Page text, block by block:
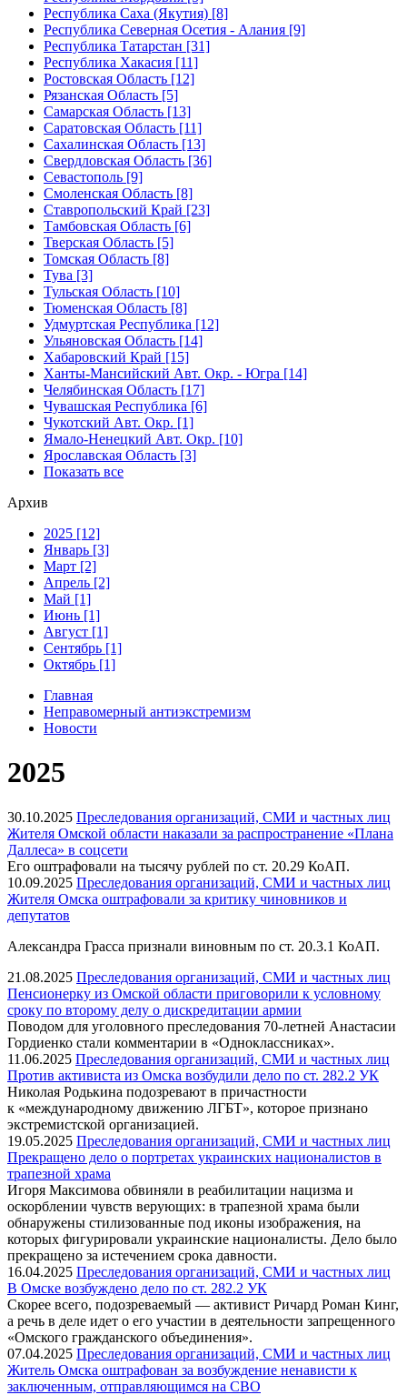
Республика Саха (Якутия) [8]
Республика Северная Осетия - Алания [9]
Республика Татарстан [31]
Республика Хакасия [11]
Ростовская Область [12]
Рязанская Область [5]
Самарская Область [13]
Саратовская Область [11]
Сахалинская Область [13]
Свердловская Область [36]
Севастополь [9]
Смоленская Область [8]
Ставропольский Край [23]
Тамбовская Область [6]
Тверская Область [5]
Томская Область [8]
Тува [3]
Тульская Область [10]
Тюменская Область [8]
Удмуртская Республика [12]
Ульяновская Область [14]
Хабаровский Край [15]
Ханты-Мансийский Авт. Окр. - Югра [14]
Челябинская Область [17]
Чувашская Республика [6]
Чукотский Авт. Окр. [1]
Ямало-Ненецкий Авт. Окр. [10]
Ярославская Область [3]
Показать все
Архив
2025 [12]
Январь [3]
Март [2]
Апрель [2]
Май [1]
Июнь [1]
Август [1]
Сентябрь [1]
Октябрь [1]
Главная
Неправомерный антиэкстремизм
Новости
2025
30.10.2025 Преследования организаций, СМИ и частных лиц
Жителя Омской области наказали за распространение «Плана
Даллеса» в соцсети
Его оштрафовали на тысячу рублей по ст. 20.29 КоАП.
10.09.2025 Преследования организаций, СМИ и частных лиц
Жителя Омска оштрафовали за критику чиновников и
депутатов
Александра Грасса признали виновным по ст. 20.3.1 КоАП.
21.08.2025 Преследования организаций, СМИ и частных лиц
Пенсионерку из Омской области приговорили к условному
сроку по второму делу о дискредитации армии
Поводом для уголовного преследования 70-летней Анастасии
Гордиенко стали комментарии в «Одноклассниках».
11.06.2025 Преследования организаций, СМИ и частных лиц
Против активиста из Омска возбудили дело по ст. 282.2 УК
Николая Родькина подозревают в причастности
к «международному движению ЛГБТ», которое признано
экстремистской организацией.
19.05.2025 Преследования организаций, СМИ и частных лиц
Прекращено дело о портретах украинских националистов в
трапезной храма
Игоря Максимова обвиняли в реабилитации нацизма и
оскорблении чувств верующих: в трапезной храма были
обнаружены стилизованные под иконы изображения, на
которых фигурировали украинские националисты. Дело было
прекращено за истечением срока давности.
16.04.2025 Преследования организаций, СМИ и частных лиц
В Омске возбуждено дело по ст. 282.2 УК
Скорее всего, подозреваемый — активист Ричард Роман Кинг,
а речь в деле идет о его участии в деятельности запрещенного
«Омского гражданского объединения».
07.04.2025 Преследования организаций, СМИ и частных лиц
Житель Омска оштрафован за возбуждение ненависти к
заключенным, отправляющимся на СВО